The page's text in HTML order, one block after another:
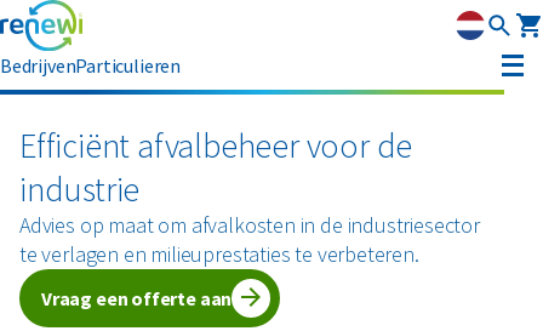
BedrijvenParticulieren
Afvalbeheer
Afvalbeheer
Afvalinzameling
Rolcontainers
Afzetcontainers
Soorten afval
Asbest
Circulaire materialen
Efficiënt afvalbeheer voor de
industrie
Advies op maat om afvalkosten in de industriesector
te verlagen en milieuprestaties te verbeteren.
Vraag een offerte aan